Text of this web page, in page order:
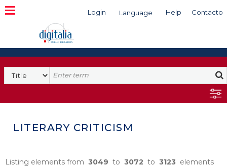
Login Language Help Contacto
Search
LITERARY CRITICISM
Listing elements from 3049 to 3072 to 3123 elements